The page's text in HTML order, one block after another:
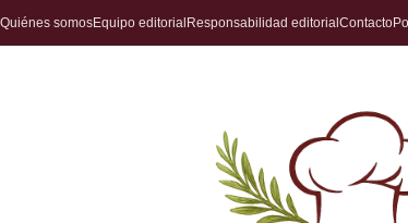
Quiénes somosEquipo editorial Responsabilidad editorial Contacto